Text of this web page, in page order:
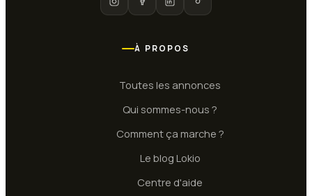
À PROPOS
Toutes les annonces
Qui sommes-nous ?
Comment ça marche ?
Le blog Lokio
Centre d'aide